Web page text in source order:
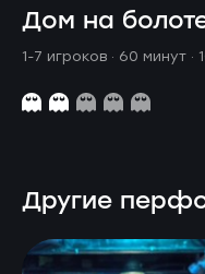
Дом на
1-7 игроков · 60 минут ·
Другие